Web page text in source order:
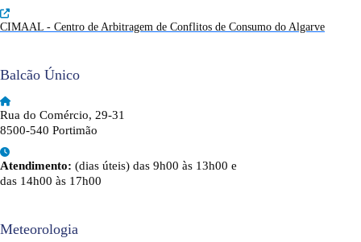
CIMAAL - Centro de Arbitragem de Conflitos de Consumo do Algarve
Balcão Único
Rua do Comércio, 29-31
8500-540 Portimão
Atendimento: (dias úteis) das 9h00 às 13h00 e
das 14h00 às 17h00
Meteorologia